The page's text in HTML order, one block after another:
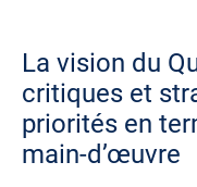
La vision du
critiques et
priorités en
main-d’œuvre